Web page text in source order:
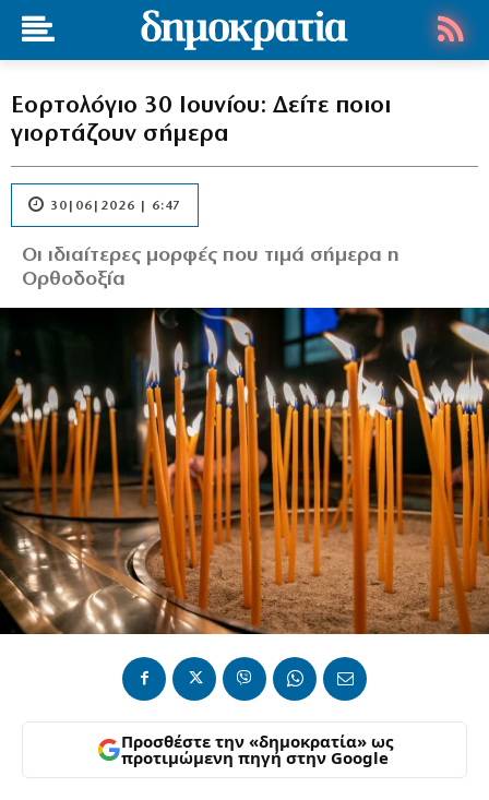
Εορτολόγιο 30 Ιουνίου: Δείτε ποιοι
γιορτάζουν σήμερα
30|06|2026 | 6:47
Οι ιδιαίτερες μορφές που τιμά σήμερα η
Ορθοδοξία
Προσθέστε την «δημοκρατία» ως
προτιμώμενη πηγή στην Google